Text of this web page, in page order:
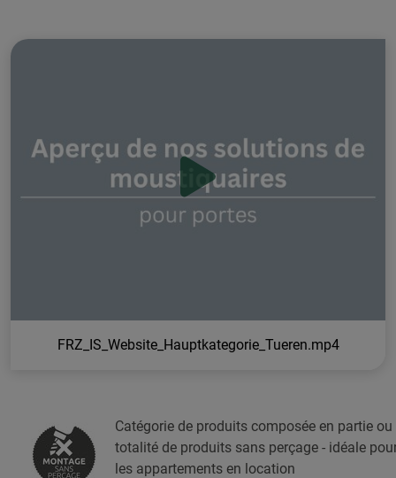
FRZ_IS_Website_Hauptkategorie_Tueren.mp4
Catégorie de produits composée en partie ou
totalité de produits sans perçage - idéale
les appartements en location